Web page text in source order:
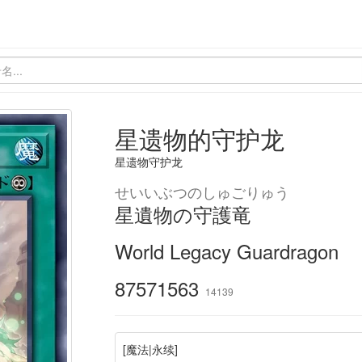
星遗物的守护龙
星遗物守护龙
せいいぶつのしゅごりゅう
星遺物の守護竜
World Legacy Guardragon
87571563 14139
[魔法|永续]